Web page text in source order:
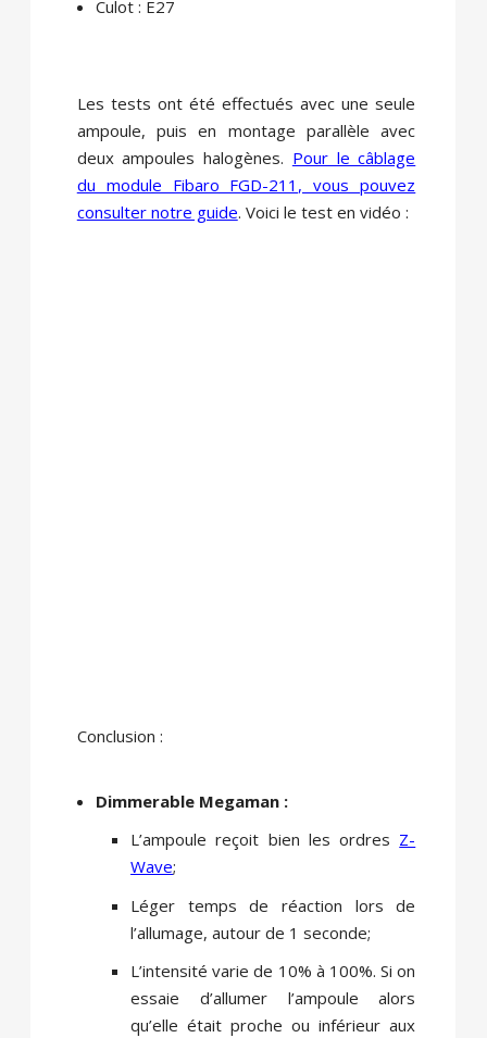
Culot : E27
Les tests ont été effectués avec une seule
ampoule, puis en montage parallèle avec
deux ampoules halogènes. Pour le câblage
du module Fibaro FGD-211, vous pouvez
consulter notre guide. Voici le test en vidéo :
Conclusion :
Dimmerable Megaman :
L’ampoule reçoit bien les ordres Z-
Wave;
Léger temps de réaction lors de
l’allumage, autour de 1 seconde;
L’intensité varie de 10% à 100%. Si on
essaie d’allumer l’ampoule alors
qu’elle était proche ou inférieur aux